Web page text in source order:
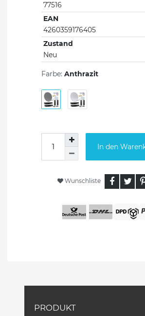
77516
EAN
4260359176405
Zustand
Neu
Farbe: Anthrazit
In den
Wunschliste
PRODUKT